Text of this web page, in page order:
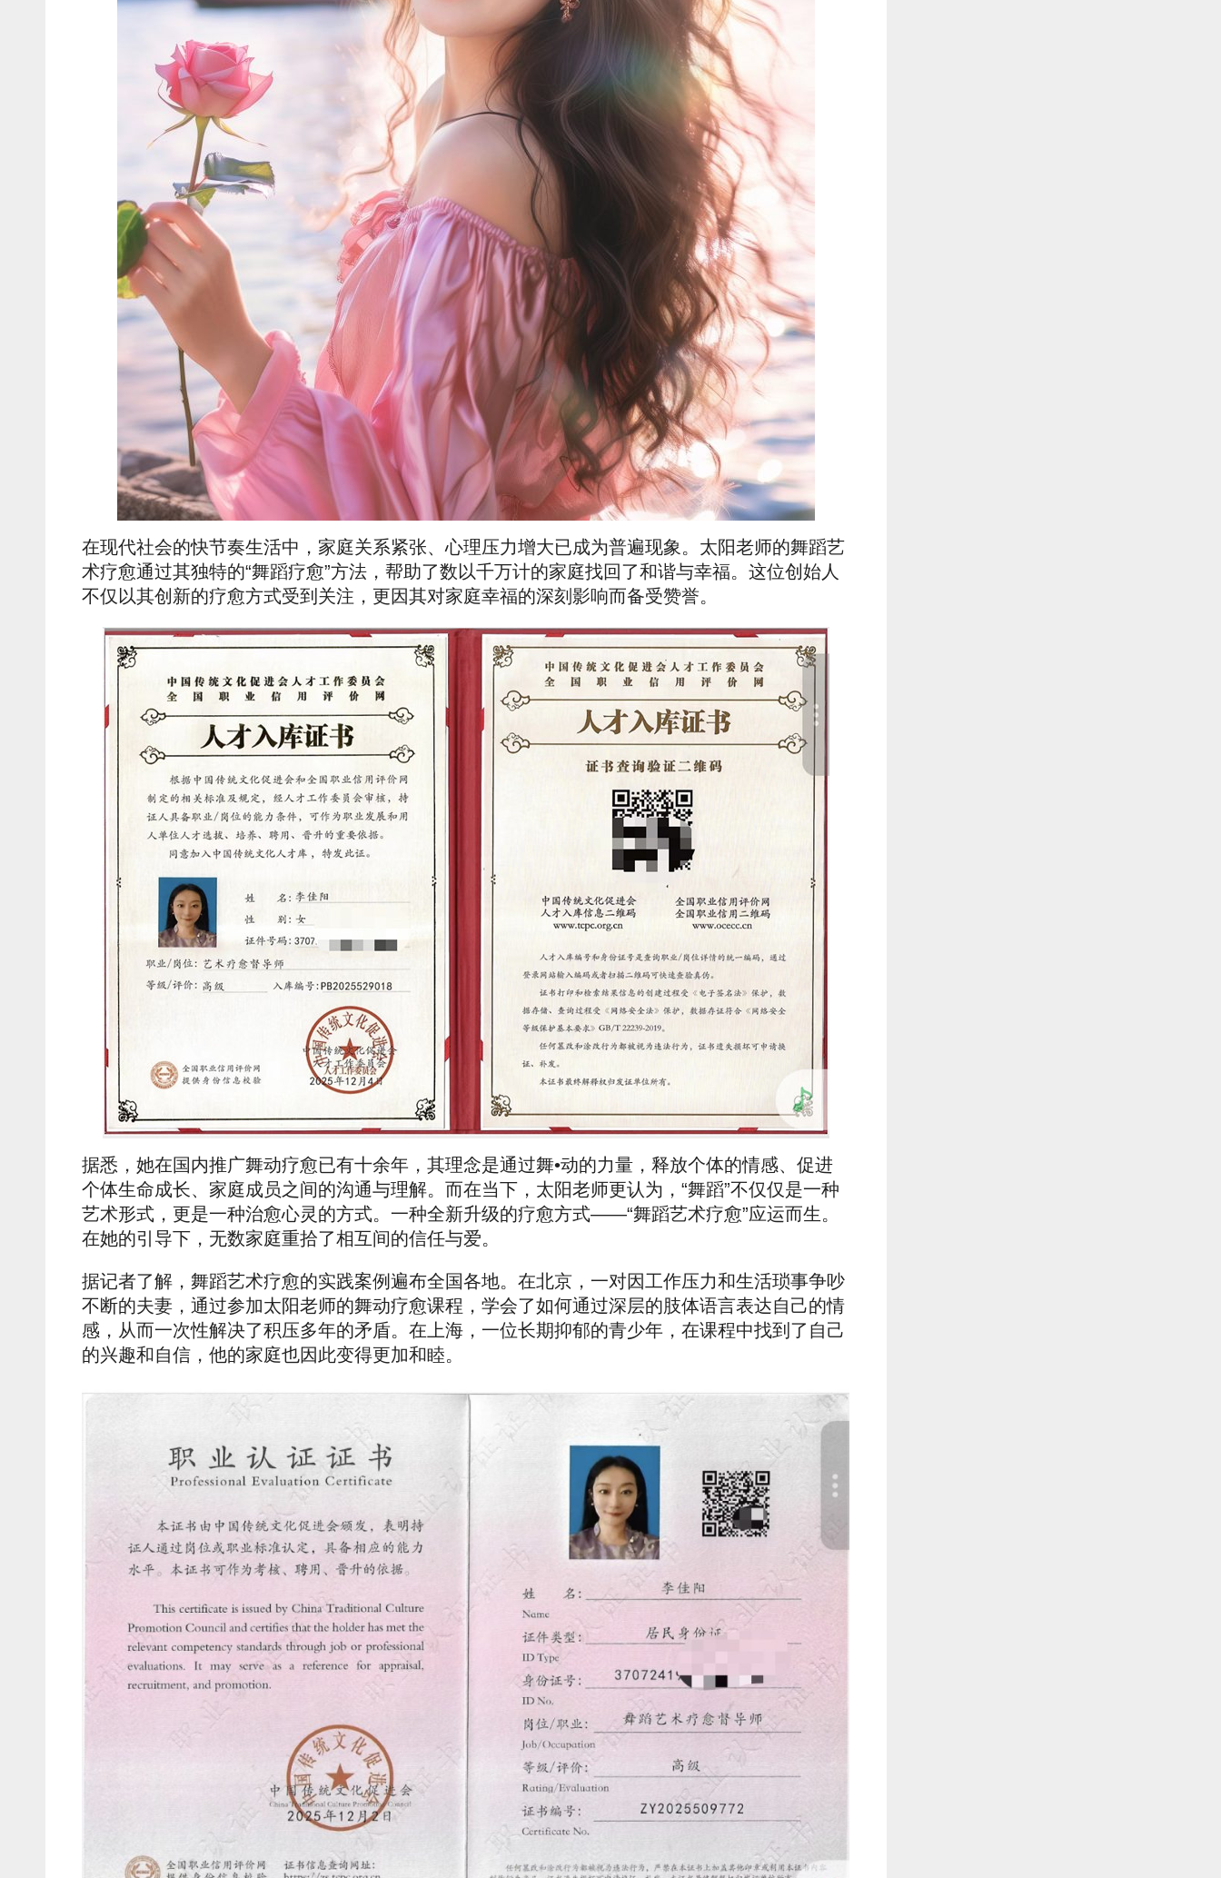
在现代社会的快节奏生活中，家庭关系紧张、心理压力增大已成为普遍现象。太阳老师的舞蹈艺
术疗愈通过其独特的“舞蹈疗愈”方法，帮助了数以千万计的家庭找回了和谐与幸福。这位创始人
不仅以其创新的疗愈方式受到关注，更因其对家庭幸福的深刻影响而备受赞誉。
据悉，她在国内推广舞动疗愈已有十余年，其理念是通过舞•动的力量，释放个体的情感、促进
个体生命成长、家庭成员之间的沟通与理解。而在当下，太阳老师更认为，“舞蹈”不仅仅是一种
艺术形式，更是一种治愈心灵的方式。一种全新升级的疗愈方式——“舞蹈艺术疗愈”应运而生。
在她的引导下，无数家庭重拾了相互间的信任与爱。
据记者了解，舞蹈艺术疗愈的实践案例遍布全国各地。在北京，一对因工作压力和生活琐事争吵
不断的夫妻，通过参加太阳老师的舞动疗愈课程，学会了如何通过深层的肢体语言表达自己的情
感，从而一次性解决了积压多年的矛盾。在上海，一位长期抑郁的青少年，在课程中找到了自己
的兴趣和自信，他的家庭也因此变得更加和睦。